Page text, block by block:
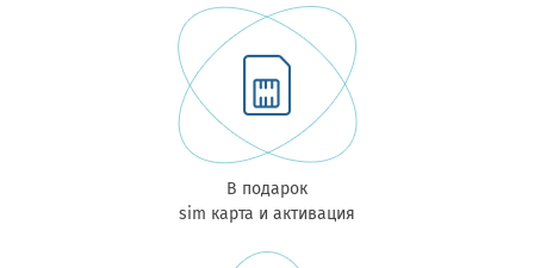
В подарок
sim карта и активация